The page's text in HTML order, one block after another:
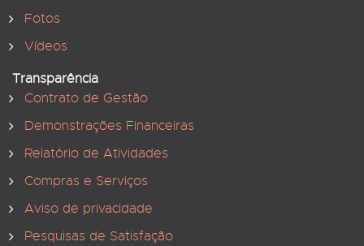
Fotos
Vídeos
Transparência
Contrato de Gestão
Demonstrações Financeiras
Relatório de Atividades
Compras e Serviços
Aviso de privacidade
Pesquisas de Satisfação